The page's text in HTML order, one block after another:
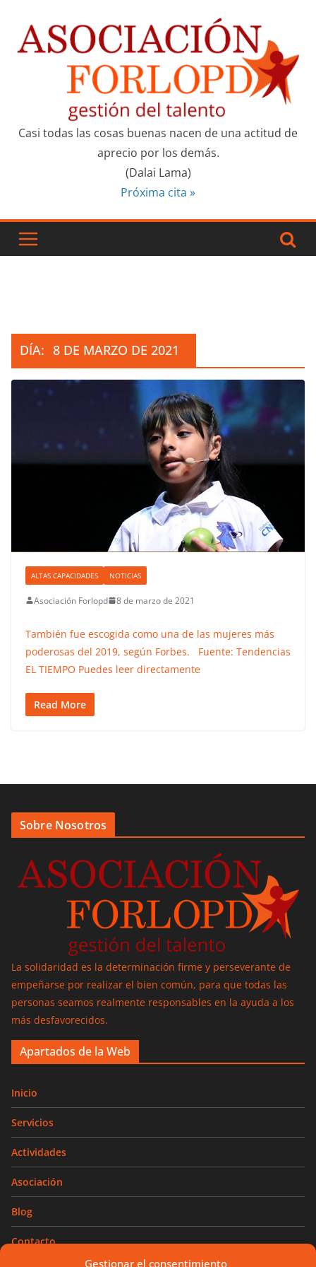
Gestionar el consentimiento
contenido
Casi todas las cosas buenas nacen de una actitud de
aprecio por los demás.
(Dalai Lama)
Próxima cita »
DÍA: 8 DE MARZO DE 2021
ALTAS CAPACIDADES NOTICIAS
Asociación Forlopd 8 de marzo de 2021
También fue escogida como una de las mujeres más
poderosas del 2019, según Forbes. Fuente: Tendencias
EL TIEMPO Puedes leer directamente
Read More
Sobre Nosotros
La solidaridad es la determinación firme y perseverante de
empeñarse por realizar el bien común, para que todas las
personas seamos realmente responsables en la ayuda a los
más desfavorecidos.
Apartados de la Web
Inicio
Servicios
Actividades
Asociación
Blog
Contacto